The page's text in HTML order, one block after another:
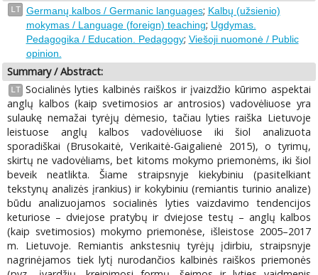
LT Germanų kalbos / Germanic languages; Kalbų (užsienio)
mokymas / Language (foreign) teaching; Ugdymas.
Pedagogika / Education. Pedagogy; Viešoji nuomonė / Public
opinion.
Summary / Abstract:
LT Socialinės lyties kalbinės raiškos ir įvaizdžio kūrimo aspektai
anglų kalbos (kaip svetimosios ar antrosios) vadovėliuose yra
sulaukę nemažai tyrėjų dėmesio, tačiau lyties raiška Lietuvoje
leistuose anglų kalbos vadovėliuose iki šiol analizuota
sporadiškai (Brusokaitė, Verikaitė-Gaigalienė 2015), o tyrimų,
skirtų ne vadovėliams, bet kitoms mokymo priemonėms, iki šiol
beveik neatlikta. Šiame straipsnyje kiekybiniu (pasitelkiant
tekstynų analizės įrankius) ir kokybiniu (remiantis turinio analize)
būdu analizuojamos socialinės lyties vaizdavimo tendencijos
keturiose – dviejose pratybų ir dviejose testų – anglų kalbos
(kaip svetimosios) mokymo priemonėse, išleistose 2005–2017
m. Lietuvoje. Remiantis ankstesnių tyrėjų įdirbiu, straipsnyje
nagrinėjamos tiek lytį nurodančios kalbinės raiškos priemonės